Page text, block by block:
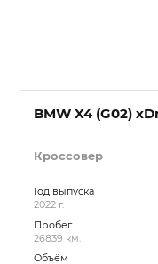
BMW X4 (G02)
Кроссовер
Год выпуска
2022 г.
Пробег
26839 км.
Объём